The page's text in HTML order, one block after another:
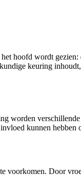
hoofd wordt
keuring
worden
kunnen hebben
voorkomen. Door